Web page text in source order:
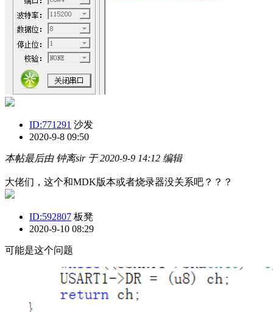
ID:771291 沙发
2020-9-8 09:50
本帖最后由 钟离sir 于 2020-9-9 14:12 编辑
大佬们，这个和MDK版本或者烧录器没关系吧？？？
ID:592807 板凳
2020-9-10 08:29
可能是这个问题